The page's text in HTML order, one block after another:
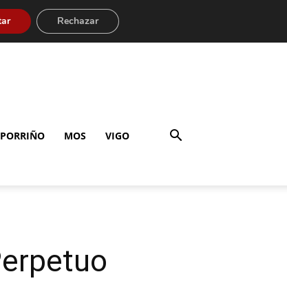
MOS VIGO
Rechazar